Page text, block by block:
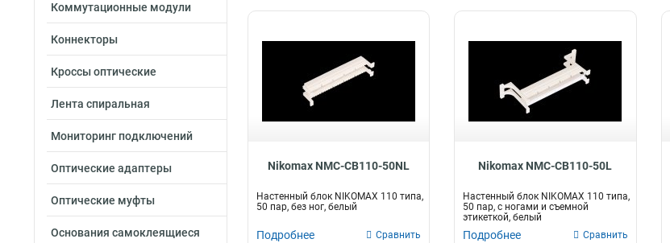
Коммутационные модули
Коннекторы
Кроссы оптические
Лента спиральная
Мониторинг подключений
Оптические адаптеры
Оптические муфты
Основания самоклеящиеся
Nikomax NMC-CB110-50NL
Настенный блок NIKOMAX 110 типа,
50 пар, без ног, белый
Подробнее Сравнить
Nikomax NMC-CB110-50L
Настенный блок NIKOMAX 110 типа,
50 пар, с ногами и cъемной
этикеткой, белый
Подробнее Сравнить